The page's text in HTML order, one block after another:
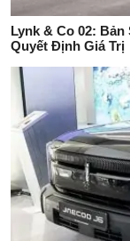
Lynk & Co 02:
Quyết Định Giá Trị